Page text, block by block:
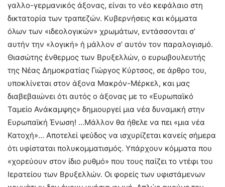
γαλλο-γερμανικός άξονας, είναι το νέο κεφάλαιο στη
δικτατορία των τραπεζών. Κυβερνήσεις και κόμματα
όλων των «ιδεολογικών» χρωμάτων, εντάσσονται σ’
αυτήν την «λογική» ή μάλλον σ’ αυτόν τον παραλογισμό.
Θιασώτης ένθερμος των Βρυξελλών, ο ευρωβουλευτής
της Νέας Δημοκρατίας Γιώργος Κύρτσος, σε άρθρο του,
υποκλίνεται στον άξονα Μακρόν-Μέρκελ, και μας
διαβεβαιώνει ότι αυτός ο άξονας με το «Ευρωπαϊκό
Ταμείο Ανάκαμψης» δημιουργεί μια νέα δυναμική στην
Ευρωπαϊκή Ένωση! …Μάλλον θα ήθελε να πει «μια νέα
Κατοχή»… Αποτελεί ψεύδος να ισχυρίζεται κανείς σήμερα
ότι υφίσταται πολυκομματισμός. Υπάρχουν κόμματα που
«χορεύουν στον ίδιο ρυθμό» που τους παίζει το ντέφι του
Ιερατείου των Βρυξελλών. Οι φορείς των υφιστάμενων